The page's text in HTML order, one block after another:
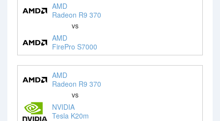
AMD
Radeon R9 370
vs
AMD
FirePro S7000
AMD
Radeon R9 370
vs
NVIDIA
Tesla K20m